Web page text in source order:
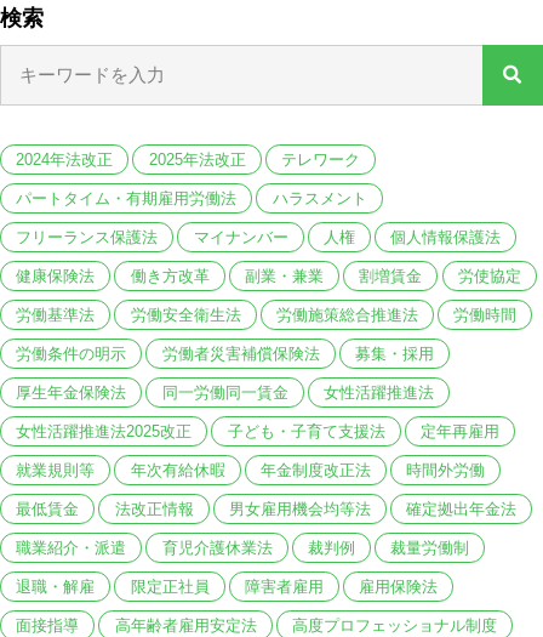
検索
2024年法改正 2025年法改正 テレワーク
パートタイム・有期雇用労働法 ハラスメント
フリーランス保護法 マイナンバー 人権 個人情報保護法
健康保険法 働き方改革 副業・兼業 割増賃金 労使協定
労働基準法 労働安全衛生法 労働施策総合推進法 労働時間
労働条件の明示 労働者災害補償保険法 募集・採用
厚生年金保険法 同一労働同一賃金 女性活躍推進法
女性活躍推進法2025改正 子ども・子育て支援法 定年再雇用
就業規則等 年次有給休暇 年金制度改正法 時間外労働
最低賃金 法改正情報 男女雇用機会均等法 確定拠出年金法
職業紹介・派遣 育児介護休業法 裁判例 裁量労働制
退職・解雇 限定正社員 障害者雇用 雇用保険法
面接指導 高年齢者雇用安定法 高度プロフェッショナル制度